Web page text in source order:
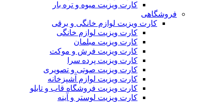
کارت ویزیت میوه و تره بار
فروشگاهی
کارت ویزیت لوازم خانگی و برقی
کارت ویزیت لوازم خانگی
کارت ویزیت مبلمان
کارت ویزیت فرش و موکت
کارت ویزیت پرده سرا
کارت ویزیت صوتی و تصویری
کارت ویزیت لوازم آشپزخانه
کارت ویزیت فروشگاه قاب و تابلو
کارت ویزیت لوستر و آینه